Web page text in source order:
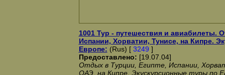
1001 Тур - путешествия и авиабилеты.
Испании, Хорватии, Тунисе, на Кипре.
Европе: (Rus) [ 3249 ]
Предоставлено: [19.07.04]
Отдых в Турции, Египте, Испании,
ОАЭ, на Кипре. Экускурсионные туры по